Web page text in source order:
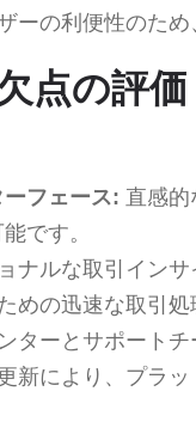
ーの利便性のため
点の評価
フェース: 直感的
です。
ナルな取引イン
めの迅速な取引処
ターとサポートチ
新により、プラ